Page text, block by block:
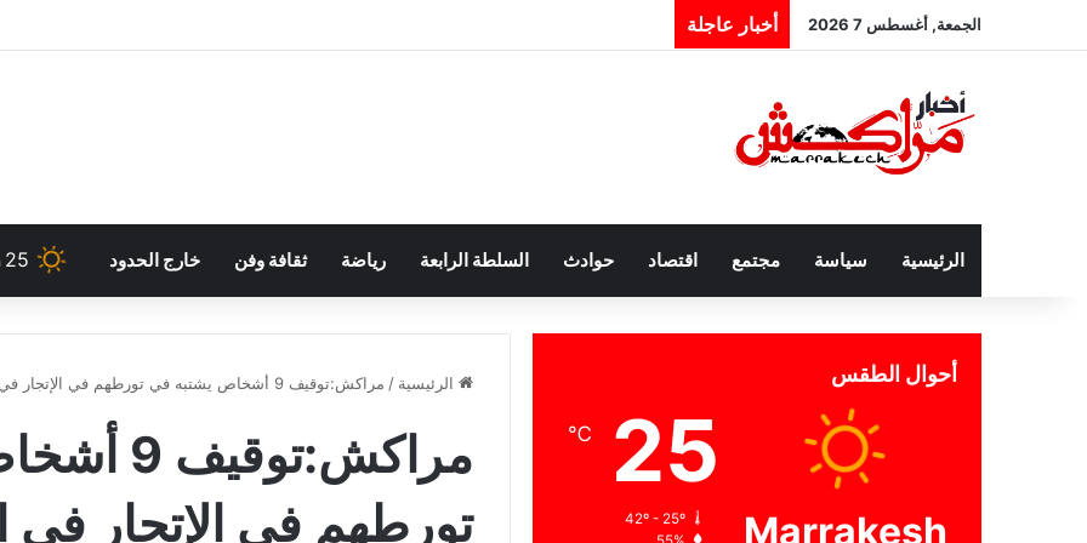
الجمعة, أغسطس 7 2026 أخبار عاجلة
الرئيسية سياسة مجتمع اقتصاد حوادث السلطة الرابعة رياضة ثقافة وفن خارج الحدود 25
الرئيسية / مراكش:توقيف 9 أشخاص يشتبه في تورطهم في الإتجار في المخدرات
تورطهم في الإتجار في
أحوال الطقس
Marrakesh
25
℃
42º - 25º